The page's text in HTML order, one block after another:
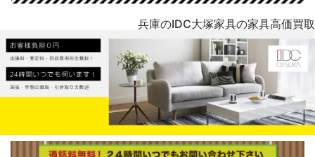
兵庫のIDC大塚家具の家具高価買取